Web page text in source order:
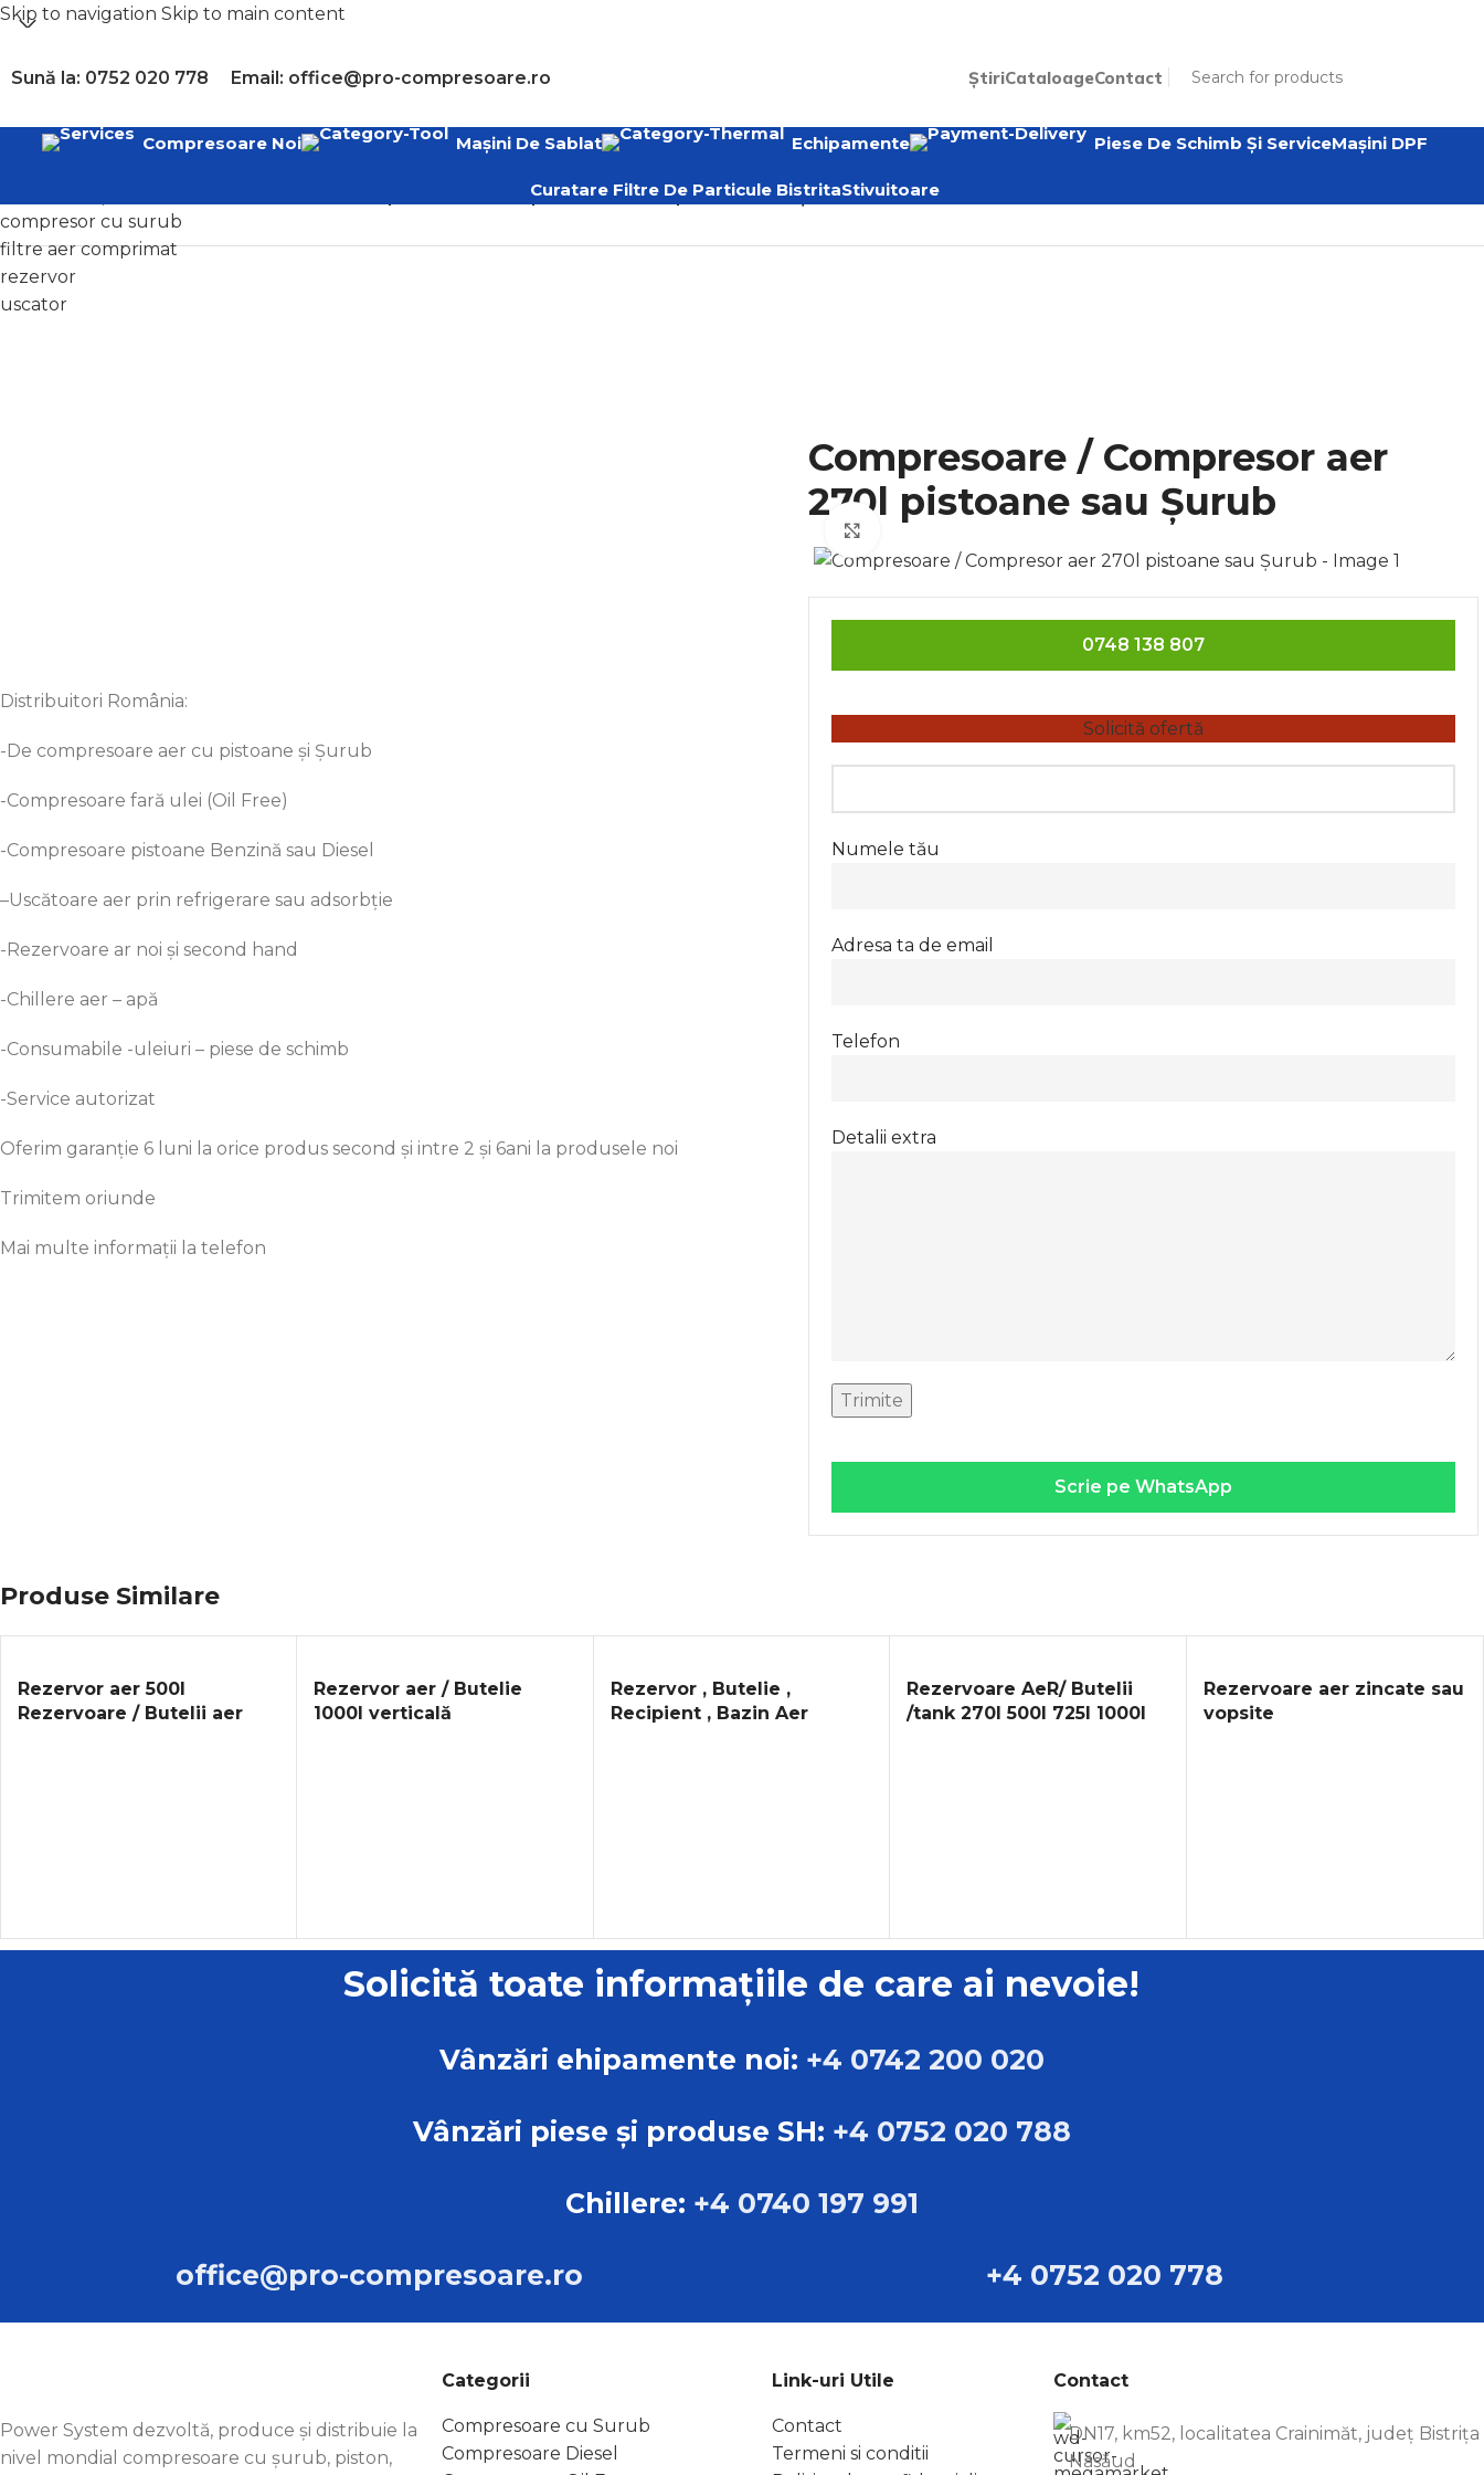
Skip to navigation Skip to main content
Sună la: 0752 020 778 Email: office@pro-compresoare.ro ȘtiriCataloageContact
Compresoare Noi Mașini De Sablat Echipamente Piese De Schimb Și ServiceMașini DPF
Curatare Filtre De Particule BistritaStivuitoare
Compresoare / Compresor aer 270l pistoane sau Șurub
Distribuitori România:
-De compresoare aer cu pistoane și Șurub
-Compresoare fară ulei (Oil Free)
-Compresoare pistoane Benzină sau Diesel
–Uscătoare aer prin refrigerare sau adsorbție
-Rezervoare ar noi și second hand
-Chillere aer – apă
-Consumabile -uleiuri – piese de schimb
-Service autorizat
Oferim garanție 6 luni la orice produs second și intre 2 și 6ani la produsele noi
Trimitem oriunde
Mai multe informații la telefon
Compresoare / Compresor aer
270l pistoane sau Șurub
0748 138 807
Solicită ofertă
Numele tău
Adresa ta de email
Telefon
Detalii extra
Scrie pe WhatsApp
Produse Similare
Rezervor aer 500l
Rezervoare / Butelii aer
Rezervor aer / Butelie
1000l verticală
Rezervor , Butelie ,
Recipient , Bazin Aer
Rezervoare AeR/ Butelii
/tank 270l 500l 725l 1000l
Rezervoare aer zincate sau
vopsite
Solicită toate informațiile de care ai nevoie!
Vânzări ehipamente noi: +4 0742 200 020
Vânzări piese și produse SH: +4 0752 020 788
Chillere: +4 0740 197 991
office@pro-compresoare.ro +4 0752 020 778
Power System dezvoltă, produce și distribuie la
nivel mondial compresoare cu șurub, piston,
Categorii
Compresoare cu Surub
Compresoare Diesel
Link-uri Utile
Contact
Termeni si conditii
Contact
DN17, km52, localitatea Crainimăt, județ Bistrița
Năsăud
Popular requests
compresor cu surub
filtre aer comprimat
rezervor
uscator